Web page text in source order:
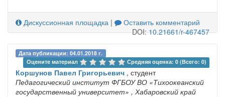
Дискуссионная площадка |
Оставить комментарий
DOI:10.21661/r-467457
Дата публикации: 04.01.2018 г.
Оцените материал
Средняя оценка: 0 (Всего: 0)
Коршунов Павел Григорьевич , студент
Педагогический институт ФГБОУ ВО «Тихоокеанский
государственный университет» , Хабаровский край